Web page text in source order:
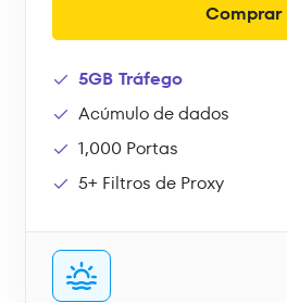
Comprar
5GB Tráfego
Acúmulo de dados
1,000 Portas
5+ Filtros de Proxy